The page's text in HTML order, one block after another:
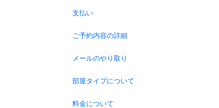
支払い
ご予約内容の詳細
メールのやり取り
部屋タイプについて
料金について